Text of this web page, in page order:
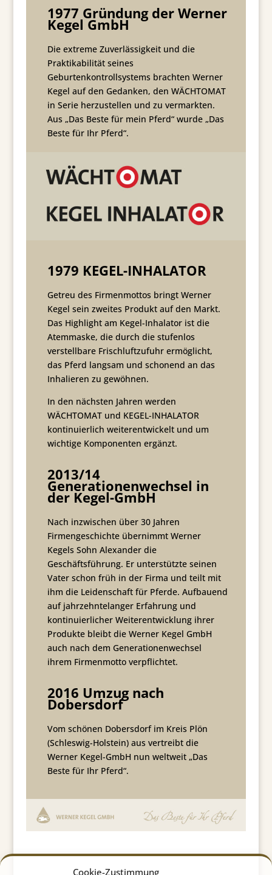
Cookie-Zustimmung
1977 Gründung der Werner
Kegel GmbH
Die extreme Zuverlässigkeit und die
Praktikabilität seines
Geburtenkontrollsystems brachten Werner
Kegel auf den Gedanken, den WÄCHTOMAT
in Serie herzustellen und zu vermarkten.
Aus „Das Beste für mein Pferd“ wurde „Das
Beste für Ihr Pferd“.
1979 KEGEL-INHALATOR
Getreu des Firmenmottos bringt Werner
Kegel sein zweites Produkt auf den Markt.
Das Highlight am Kegel-Inhalator ist die
Atemmaske, die durch die stufenlos
verstellbare Frischluftzufuhr ermöglicht,
das Pferd langsam und schonend an das
Inhalieren zu gewöhnen.
In den nächsten Jahren werden
WÄCHTOMAT und KEGEL-INHALATOR
kontinuierlich weiterentwickelt und um
wichtige Komponenten ergänzt.
2013/14
Generationenwechsel in
der Kegel-GmbH
Nach inzwischen über 30 Jahren
Firmengeschichte übernimmt Werner
Kegels Sohn Alexander die
Geschäftsführung. Er unterstützte seinen
Vater schon früh in der Firma und teilt mit
ihm die Leidenschaft für Pferde. Aufbauend
auf jahrzehntelanger Erfahrung und
kontinuierlicher Weiterentwicklung ihrer
Produkte bleibt die Werner Kegel GmbH
auch nach dem Generationenwechsel
ihrem Firmenmotto verpflichtet.
2016 Umzug nach
Dobersdorf
Vom schönen Dobersdorf im Kreis Plön
(Schleswig-Holstein) aus vertreibt die
Werner Kegel-GmbH nun weltweit „Das
Beste für Ihr Pferd“.